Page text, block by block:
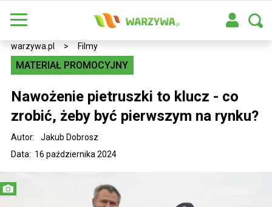
warzywa.pl > Filmy
MATERIAŁ PROMOCYJNY
Nawożenie pietruszki to klucz - co
zrobić, żeby być pierwszym na rynku?
Data: 16 października 2024
Autor: Jakub Dobrosz